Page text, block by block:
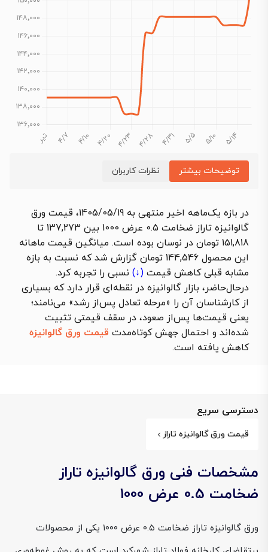
توضیحات بیشتر نظرات کاربران
در بازه یک‌ماهه اخیر منتهی به 1405/05/19،
قیمت ورق
گالوانیزه تاراز ضخامت 0.5 عرض 1000
بین 137,273 تا
151,818 تومان در نوسان بوده است. میانگین قیمت ماهانه
این محصول 144,546 تومان گزارش شد که نسبت به بازه
مشابه قبلیکاهش قیمت (↓) نسبی را تجربه کرد.
درحال‌حاضر، بازار گالوانیزه در نقطه‌ای قرار دارد که بسیاری
از کارشناسان آن را «مرحله تعادل پس‌از رشد» می‌نامند؛
یعنی قیمت‌ها پس‌از صعود، در سقف قیمتی تثبیت
شده‌اند و احتمال جهش کوتاه‌مدت قیمت ورق گالوانیزه
کاهش یافته است.
دسترسی سریع
قیمت ورق گالوانیزه تاراز
مشخصات فنی ورق گالوانیزه تاراز
ضخامت 0.5 عرض 1000
ورق گالوانیزه تاراز ضخامت ۰.۵ عرض ۱۰۰۰ یکی از محصولات